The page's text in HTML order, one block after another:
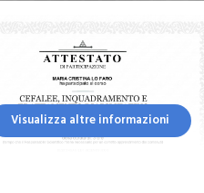
Visualizza altre informazioni